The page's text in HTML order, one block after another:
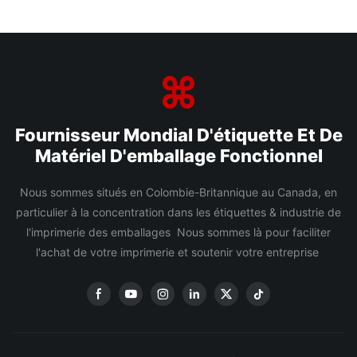
Fournisseur Mondial D'étiquette Et De
Matériel D'emballage Fonctionnel
Nous sommes situés en Colombie-Britannique au Canada, en
particulier à la concentration dans les étiquettes & industrie de
l'imprimerie des emballages Nous sommes là pour faciliter
l'achat de votre imprimerie et soutenir votre entreprise